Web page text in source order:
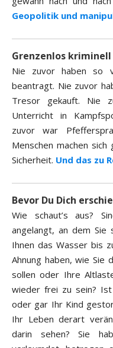
Geopolitik und
Grenzenlos kriminell
Nie zuvor haben so
beantragt. Nie zuvor
Tresor gekauft. Nie
Unterricht in
zuvor war
Menschen machen
Sicherheit. Und das zu
Bevor Du Dich
Wie schaut’s aus?
angelangt, an dem Sie
Ihnen das Wasser bis
Ahnung haben, wie Sie
sollen oder Ihre
wieder frei zu sein?
oder gar Ihr Kind
Ihr Leben derart
darin sehen? Sie